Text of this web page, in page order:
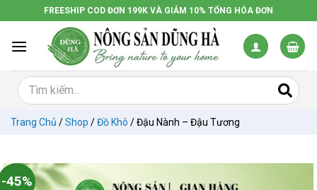
đến
dung
FREESHIP COD ĐƠN 199K VÀ GIẢM 10% TỔNG HÓA ĐƠN
Trang Chủ /Shop /Đồ Khô /Đậu Nành – Đậu Tương
-45%